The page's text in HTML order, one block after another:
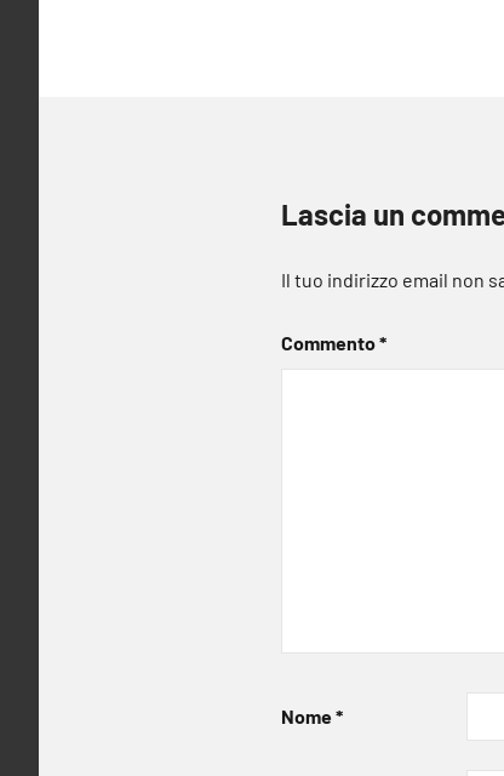
Lascia un
Il tuo indirizzo email non
Commento*
Nome*